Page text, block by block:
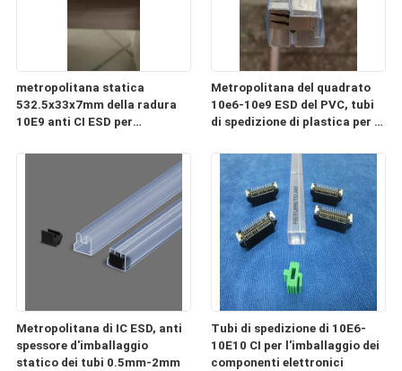
metropolitana statica
532.5x33x7mm della radura
10E9 anti CI ESD per
Metropolitana del quadrato
10e6-10e9 ESD del PVC, tubi
di spedizione di plastica per i
Metropolitana di IC ESD, anti
spessore d'imballaggio
statico dei tubi 0.5mm-2mm
Tubi di spedizione di 10E6-
10E10 CI per l'imballaggio dei
componenti elettronici